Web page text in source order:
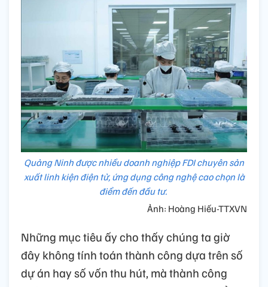
Quảng Ninh được nhiều doanh nghiệp FDI chuyên sản
xuất linh kiện điện tử, ứng dụng công nghệ cao chọn là
điểm đến đầu tư.
Ảnh: Hoàng Hiếu-TTXVN
Những mục tiêu ấy cho thấy chúng ta giờ
đây không tính toán thành công dựa trên số
dự án hay số vốn thu hút, mà thành công